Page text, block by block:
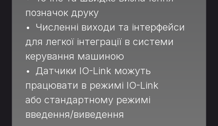
позначок друку
• Численні виходи та інтерфейси
для легкої інтеграції в системи
керування машиною
• Датчики IO-Link можуть
працювати в режимі IO-Link
або стандартному режимі
введення/виведення